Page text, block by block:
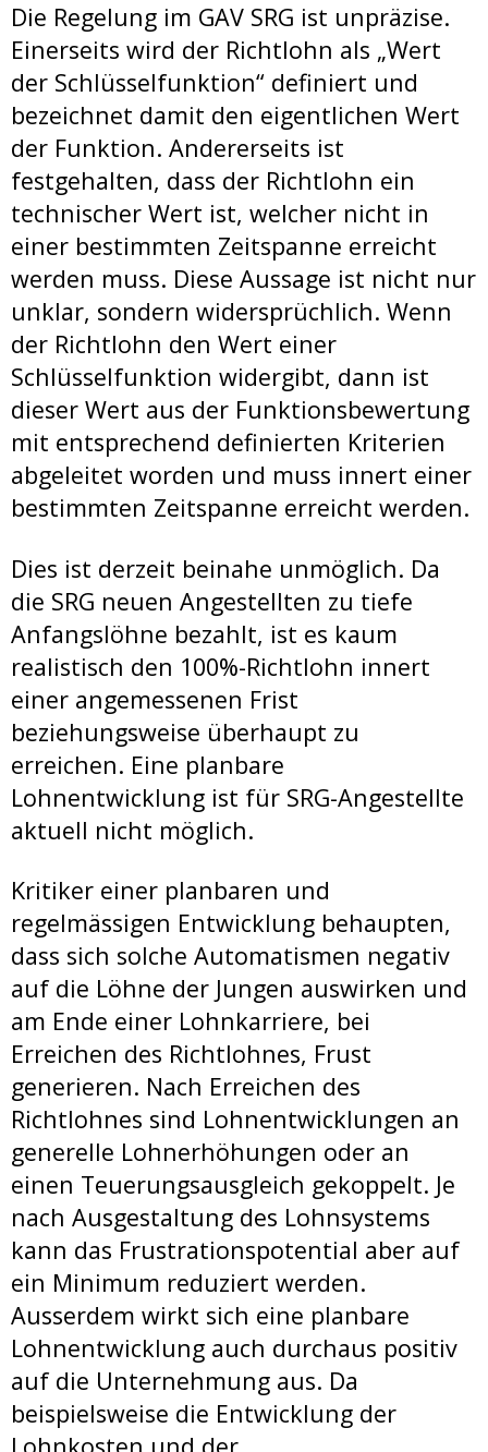
Die Regelung im GAV SRG ist unpräzise.
Einerseits wird der Richtlohn als „Wert
der Schlüsselfunktion“ definiert und
bezeichnet damit den eigentlichen Wert
der Funktion. Andererseits ist
festgehalten, dass der Richtlohn ein
technischer Wert ist, welcher nicht in
einer bestimmten Zeitspanne erreicht
werden muss. Diese Aussage ist nicht nur
unklar, sondern widersprüchlich. Wenn
der Richtlohn den Wert einer
Schlüsselfunktion widergibt, dann ist
dieser Wert aus der Funktionsbewertung
mit entsprechend definierten Kriterien
abgeleitet worden und muss innert einer
bestimmten Zeitspanne erreicht werden.
Dies ist derzeit beinahe unmöglich. Da
die SRG neuen Angestellten zu tiefe
Anfangslöhne bezahlt, ist es kaum
realistisch den 100%-Richtlohn innert
einer angemessenen Frist
beziehungsweise überhaupt zu
erreichen. Eine planbare
Lohnentwicklung ist für SRG-Angestellte
aktuell nicht möglich.
Kritiker einer planbaren und
regelmässigen Entwicklung behaupten,
dass sich solche Automatismen negativ
auf die Löhne der Jungen auswirken und
am Ende einer Lohnkarriere, bei
Erreichen des Richtlohnes, Frust
generieren. Nach Erreichen des
Richtlohnes sind Lohnentwicklungen an
generelle Lohnerhöhungen oder an
einen Teuerungsausgleich gekoppelt. Je
nach Ausgestaltung des Lohnsystems
kann das Frustrationspotential aber auf
ein Minimum reduziert werden.
Ausserdem wirkt sich eine planbare
Lohnentwicklung auch durchaus positiv
auf die Unternehmung aus. Da
beispielsweise die Entwicklung der